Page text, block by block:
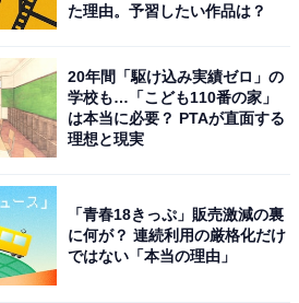
た理由。予習したい作品は？
20年間「駆け込み実績ゼロ」の
学校も…「こども110番の家」
は本当に必要？ PTAが直面する
理想と現実
「青春18きっぷ」販売激減の裏
に何が？ 連続利用の厳格化だけ
ではない「本当の理由」